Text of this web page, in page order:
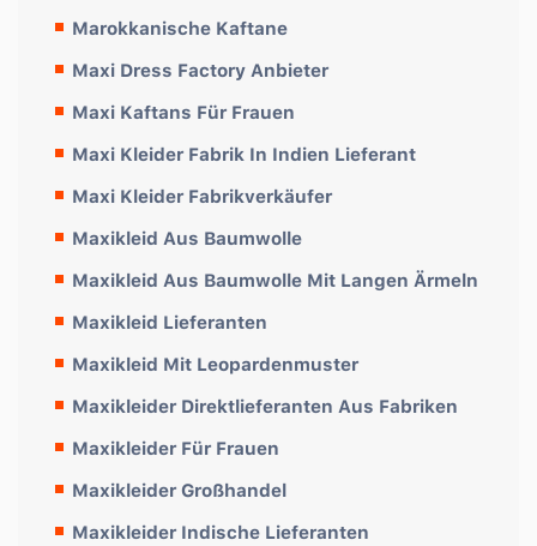
Marokkanische Kaftane
Maxi Dress Factory Anbieter
Maxi Kaftans Für Frauen
Maxi Kleider Fabrik In Indien Lieferant
Maxi Kleider Fabrikverkäufer
Maxikleid Aus Baumwolle
Maxikleid Aus Baumwolle Mit Langen Ärmeln
Maxikleid Lieferanten
Maxikleid Mit Leopardenmuster
Maxikleider Direktlieferanten Aus Fabriken
Maxikleider Für Frauen
Maxikleider Großhandel
Maxikleider Indische Lieferanten